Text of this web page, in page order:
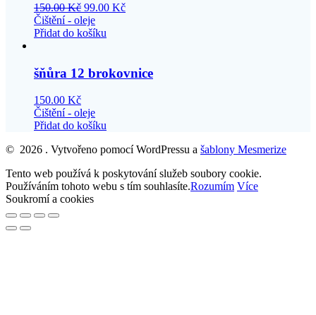
150.00Kč 99.00 Kč
Čištění - oleje
Přidat do košíku
šňůra 12 brokovnice
150.00 Kč
Čištění - oleje
Přidat do košíku
© 2026 . Vytvořeno pomocí WordPressu a šablony Mesmerize
Tento web používá k poskytování služeb soubory cookie.
Používáním tohoto webu s tím souhlasíte.Rozumím Více
Soukromí a cookies